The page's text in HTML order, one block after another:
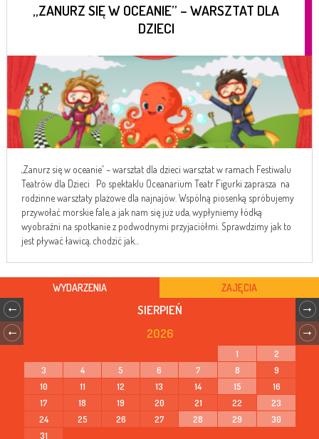
„ZANURZ SIĘ W OCEANIE” – WARSZTAT DLA
DZIECI
„Zanurz się w oceanie” – warsztat dla dzieci warsztat w ramach Festiwalu
Teatrów dla Dzieci Po spektaklu Oceanarium Teatr Figurki zaprasza na
rodzinne warsztaty plażowe dla najnajów. Wspólną piosenką spróbujemy
przywołać morskie fale, a jak nam się już uda, wypłyniemy łódką
wyobraźni na spotkanie z podwodnymi przyjaciółmi. Sprawdzimy jak to
jest pływać ławicą, chodzić jak...
WYDARZENIA ZAJĘCIA
SIERPIEŃ
2026
1
2
3
4 5 6 7 8
9
10
11 12 13 14 15
16
17
18 19 20 21 22
23
24
25 26 27 28 29
30
31